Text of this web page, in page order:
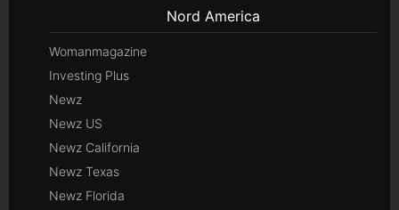
Nord America
Womanmagazine
Investing Plus
Newz
Newz US
Newz California
Newz Texas
Newz Florida